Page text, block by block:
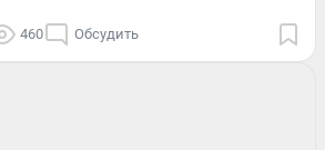
460 Обсудить